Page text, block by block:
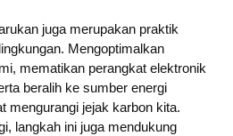
juga merupakan praktik
Mengoptimalkan
mematikan perangkat elektronik
beralih ke sumber energi
mengurangi jejak karbon kita.
langkah ini juga mendukung